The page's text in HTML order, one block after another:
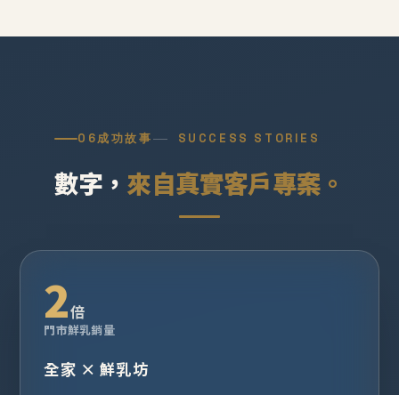
06成功故事 SUCCESS STORIES
數字， 來自真實客戶專案。
2倍
門市鮮乳銷量
全家 × 鮮乳坊